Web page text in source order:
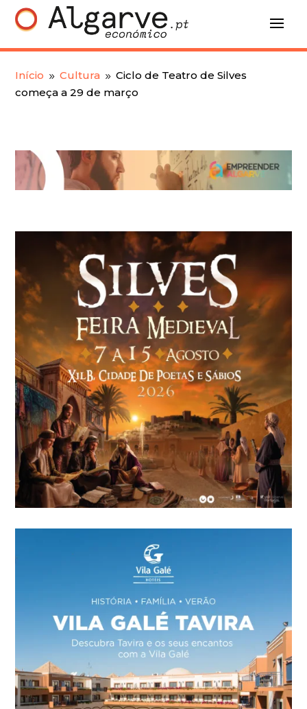
Início 9 Cultura 9 Ciclo de Teatro de Silves
começa a 29 de março